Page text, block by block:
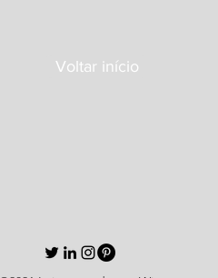
Voltar início